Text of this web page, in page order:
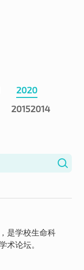
2020
20152014
是学校生命科
论坛。